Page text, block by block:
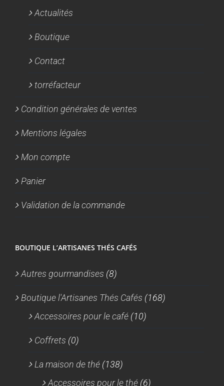
Actualités
Boutique
Contact
torréfacteur
Condition générales de ventes
Mentions légales
Mon compte
Panier
Validation de la commande
BOUTIQUE L’ARTISANES THÉS CAFÉS
Autres gourmandises (8)
Boutique l'Artisanes Thés Cafés (168)
Accessoires pour le café (10)
Coffrets (0)
La maison de thé (138)
Accessoires pour le thé (6)